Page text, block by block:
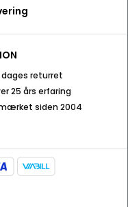
dages returret
25 års erfaring
siden 2004